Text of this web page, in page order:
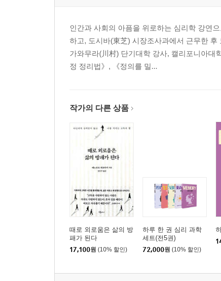
인간과 사회의 아픔을 위로하는 심리학 강연
하고, 도시바(東芝) 시장조사과에서 근무한
가와무라(川村) 단기대학 강사, 캘리포니아대
정 정리법》, 《정의를 밀...
작가의 다른 상품
때로 외로움은 삶의 방
패가 된다
17,100원 (10% 할인)
하루 한 권 심리 과학
세트(전5권)
72,000원 (10% 할인)